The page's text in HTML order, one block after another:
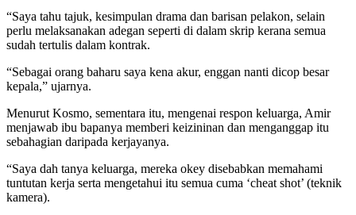
“Saya tahu tajuk, kesimpulan drama dan barisan pelakon, selain
perlu melaksanakan adegan seperti di dalam skrip kerana semua
sudah tertulis dalam kontrak.
“Sebagai orang baharu saya kena akur, enggan nanti dicop besar
kepala,” ujarnya.
Menurut Kosmo, sementara itu, mengenai respon keluarga, Amir
menjawab ibu bapanya memberi keizininan dan menganggap itu
sebahagian daripada kerjayanya.
“Saya dah tanya keluarga, mereka okey disebabkan memahami
tuntutan kerja serta mengetahui itu semua cuma ‘cheat shot’ (teknik
kamera).